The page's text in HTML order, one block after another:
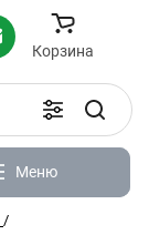
Корзина
Меню
/